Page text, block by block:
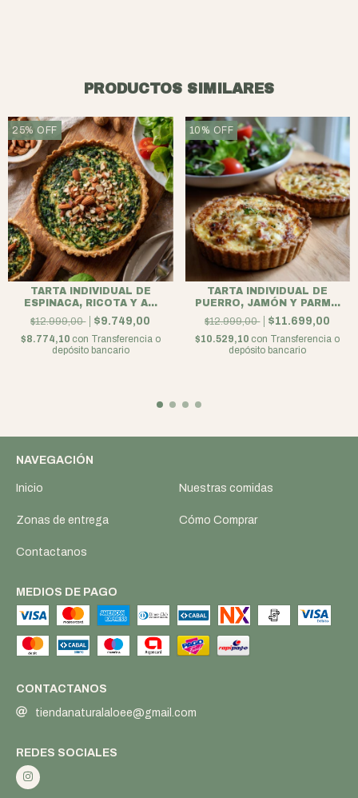
PRODUCTOS SIMILARES
25% OFF
TARTA INDIVIDUAL DE
ESPINACA, RICOTA Y A...
$12.999,00
$9.749,00
$8.774,10 con Transferencia o
depósito bancario
10 % OFF
TARTA INDIVIDUAL DE
PUERRO, JAMÓN Y PARM...
$12.999,00
$11.699,00
$10.529,10 con Transferencia o
depósito bancario
NAVEGACIÓN
Inicio Nuestras comidas
Zonas de entrega Cómo Comprar
Contactanos
MEDIOS DE PAGO
CONTACTANOS
tiendanaturalaloee@gmail.com
REDES SOCIALES